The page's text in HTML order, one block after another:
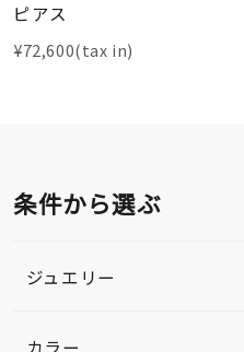
ピアス
¥72,600(tax in)
条件から選ぶ
ジュエリー
カラー